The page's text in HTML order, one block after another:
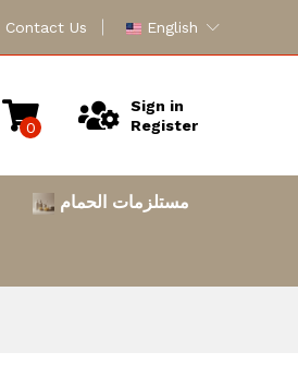
Contact Us English
0
Sign in
Register
مستلزمات الحمام